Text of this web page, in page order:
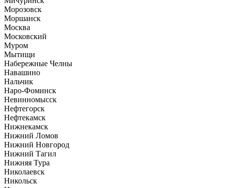
Морозовск
Моршанск
Москва
Московский
Муром
Мытищи
Набережные Челны
Навашино
Нальчик
Наро-Фоминск
Невинномысск
Нефтегорск
Нефтекамск
Нижнекамск
Нижний Ломов
Нижний Новгород
Нижний Тагил
Нижняя Тура
Николаевск
Никольск